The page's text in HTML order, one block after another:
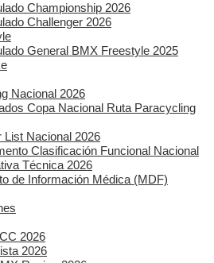
Championship 2026
Challenger 2026
General BMX Freestyle 2025
Nacional 2026
Copa Nacional Ruta Paracycling
List Nacional 2026
Clasificación Funcional Nacional
Técnica 2026
de Información Médica (MDF)
2026
2026